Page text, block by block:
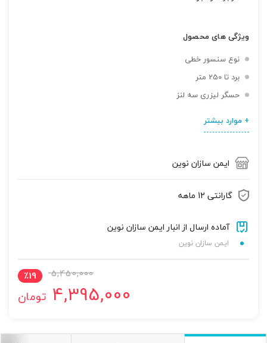
ویژگی های محصول
نوع سنسور خطی
برد تا 250 متر
حسگر لیزری سه لنز
+ موارد بیشتر
ایمن سازان نوین
گارانتی 12 ماهه
آماده ارسال از انبار ایمن سازان نوین
ایمن سازان نوین
٪19 5,450,000
4,395,000 تومان
تصاویر رسمی